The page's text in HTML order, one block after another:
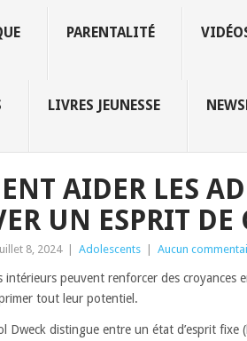
PARENTALITÉ
LIVRES JEUNESSE
AIDER LES
UN ESPRIT DE
8, 2024 Adolescents Aucun
intérieurs peuvent renforcer des croyances
tout leur potentiel.
Dweck distingue entre un état d’esprit